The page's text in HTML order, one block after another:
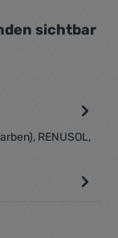
sichtbar
RENUSOL,